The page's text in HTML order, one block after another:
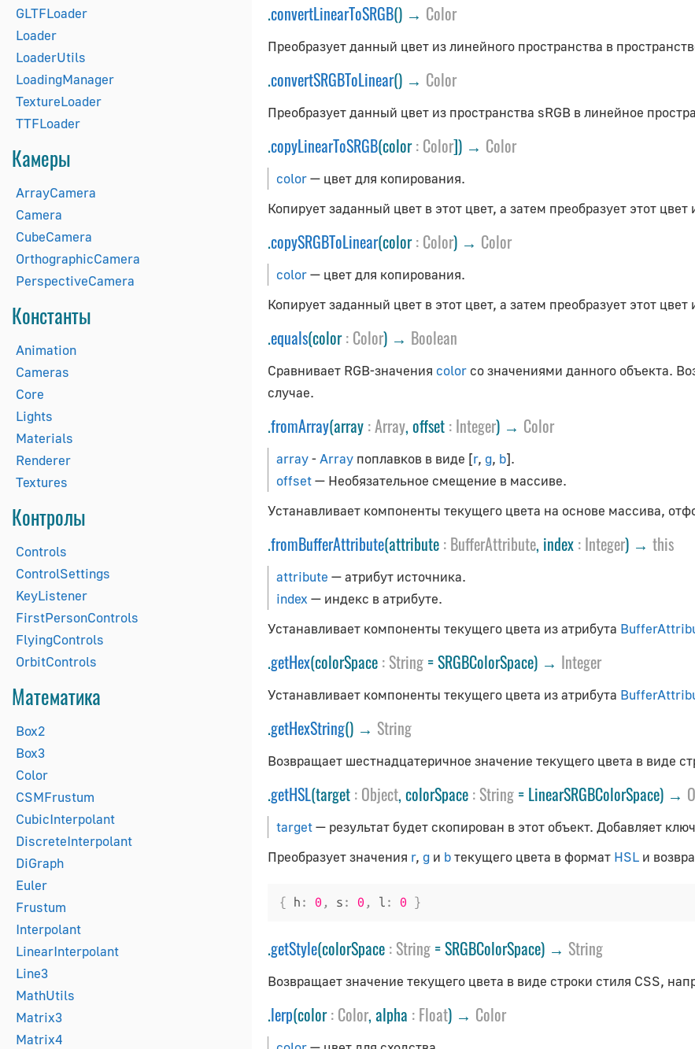
GLTFLoader
Loader
LoaderUtils
LoadingManager
TextureLoader
TTFLoader
Камеры
ArrayCamera
Camera
CubeCamera
OrthographicCamera
PerspectiveCamera
Константы
Animation
Cameras
Core
Lights
Materials
Renderer
Textures
Контролы
Controls
ControlSettings
KeyListener
FirstPersonControls
FlyingControls
OrbitControls
Математика
Box2
Box3
Color
CSMFrustum
CubicInterpolant
DiscreteInterpolant
DiGraph
Euler
Frustum
Interpolant
LinearInterpolant
Line3
MathUtils
Matrix3
Matrix4
.convertLinearToSRGB() → Color
Преобразует данный цвет из линейного пространства в
.convertSRGBToLinear() → Color
Преобразует данный цвет из пространства sRGB в линейное
.copyLinearToSRGB(color: Color]) → Color
color— цвет для копирования.
Копирует заданный цвет в этот цвет, а затем преобразует этот
.copySRGBToLinear(color: Color) → Color
color— цвет для копирования.
Копирует заданный цвет в этот цвет, а затем преобразует этот
.equals(color: Color) → Boolean
Сравнивает RGB-значения color со значениями данного объекта.
случае.
.fromArray(array :Array, offset : Integer) → Color
array-Array поплавков в виде [r, g, b].
offset— Необязательное смещение в массиве.
Устанавливает компоненты текущего цвета на основе массива,
.fromBufferAttribute(attribute : BufferAttribute, index : Integer) → this
attribute — атрибут источника.
index — индекс в атрибуте.
Устанавливает компоненты текущего цвета из атрибута
.getHex(colorSpace : String = SRGBColorSpace) → Integer
Устанавливает компоненты текущего цвета из атрибута
.getHexString() → String
Возвращает шестнадцатеричное значение текущего цвета в виде
.getHSL(target : Object, colorSpace : String = LinearSRGBColorSpace) →
target— результат будет скопирован в этот объект. Добавляет
Преобразует значения r, g и bтекущего цвета в формат HSL и
{ h : 0 , s : 0 , l : 0 }
.getStyle(colorSpace : String = SRGBColorSpace) → String
Возвращает значение текущего цвета в виде строки стиля CSS,
.lerp(color: Color, alpha : Float) → Color